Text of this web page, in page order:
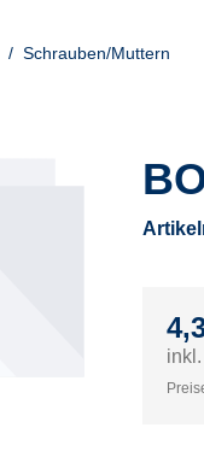
/ Schrauben/Muttern